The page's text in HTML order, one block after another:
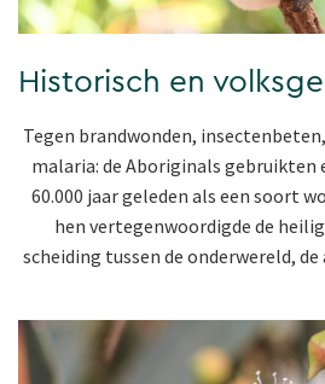
Historisch en
Tegen brandwonden,
malaria: de Aboriginals gebruikten
60.000 jaar geleden als een soort
hen vertegenwoordigde de
scheiding tussen de onderwereld, de